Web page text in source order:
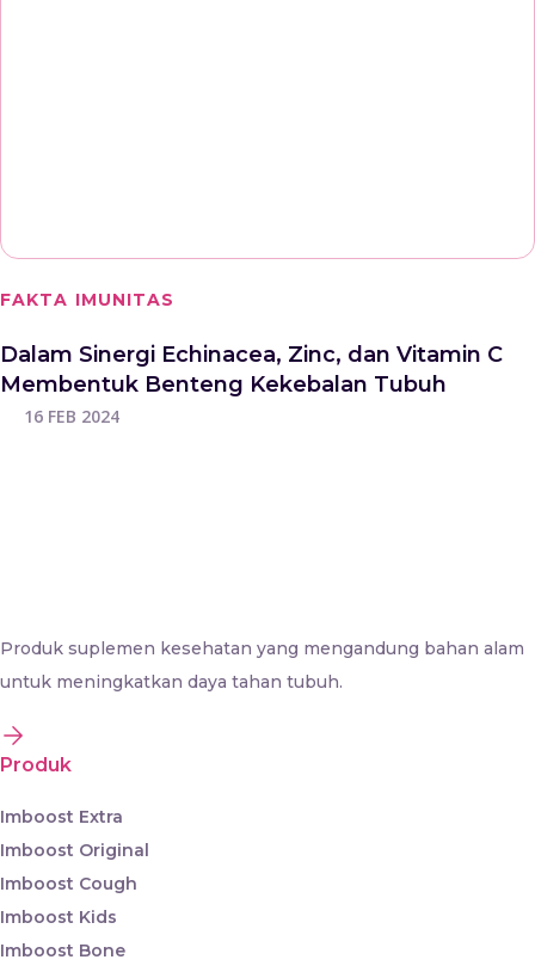
FAKTA IMUNITAS
Dalam Sinergi Echinacea, Zinc, dan Vitamin C
Membentuk Benteng Kekebalan Tubuh
16 FEB 2024
Produk suplemen kesehatan yang mengandung bahan alam
untuk meningkatkan daya tahan tubuh.
Produk
Imboost Extra
Imboost Original
Imboost Cough
Imboost Kids
Imboost Bone